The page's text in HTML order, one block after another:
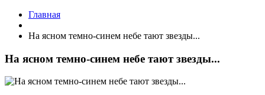
Главная
На ясном темно-синем небе тают звезды...
На ясном темно-синем небе тают звезды...